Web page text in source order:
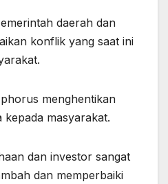
daerah dan
konflik yang saat ini
menghentikan
masyarakat.
dan investor sangat
dan memperbaiki